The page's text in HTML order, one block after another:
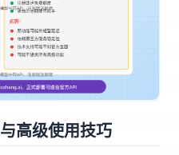
高级使用技巧